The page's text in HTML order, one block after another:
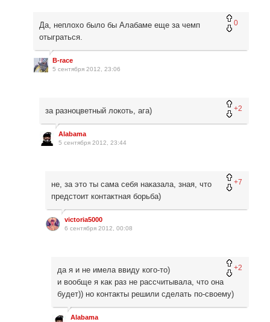
0
Да, неплохо было бы Алабаме еще за чемп
отыграться.
B-race
5 сентября 2012, 23:06
+2
за разноцветный локоть, ага)
Alabama
5 сентября 2012, 23:44
+7
не, за это ты сама себя наказала, зная, что
предстоит контактная борьба)
victoria5000
6 сентября 2012, 00:08
+2
да я и не имела ввиду кого-то)
и вообще я как раз не рассчитывала, что она
будет)) но контакты решили сделать по-своему)
Alabama